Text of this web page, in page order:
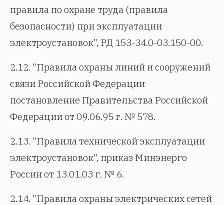
правила по охране труда (правила
безопасности) при эксплуатации
электроустановок", РД 153-34.0-03.150-00.
2.12. "Правила охраны линий и сооружений
связи Российской Федерации
постановление Правительства Российской
Федерации от 09.06.95 г. № 578.
2.13. "Правила технической эксплуатации
электроустановок", приказ Минэнерго
России от 13.01.03 г. № 6.
2.14. "Правила охраны электрических сетей